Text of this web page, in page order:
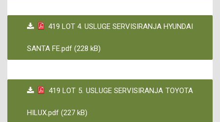
419 LOT 4. USLUGE SERVISIRANJA HYUNDAI
SANTA FE.pdf (228 kB)
419 LOT 5. USLUGE SERVISIRANJA TOYOTA
HILUX.pdf (227 kB)